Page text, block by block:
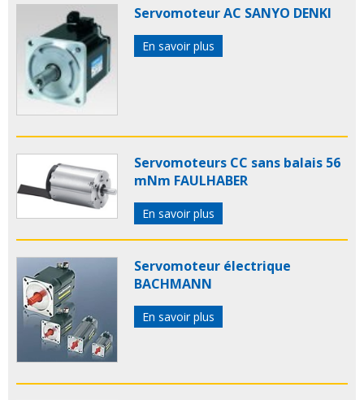
Servomoteur AC SANYO DENKI
En savoir plus
Servomoteurs CC sans balais 56
mNm FAULHABER
En savoir plus
Servomoteur électrique
BACHMANN
En savoir plus